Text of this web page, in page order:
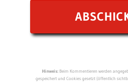
Hinweis:Beim Kommentieren werden
gespeichert und Cookies gesetzt (öffentlich